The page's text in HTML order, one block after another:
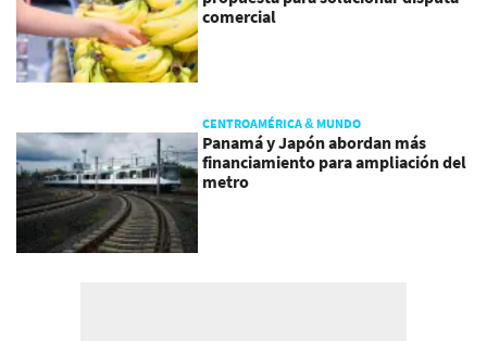
comercial
CENTROAMÉRICA & MUNDO
Panamá y Japón abordan más
financiamiento para ampliación del
metro